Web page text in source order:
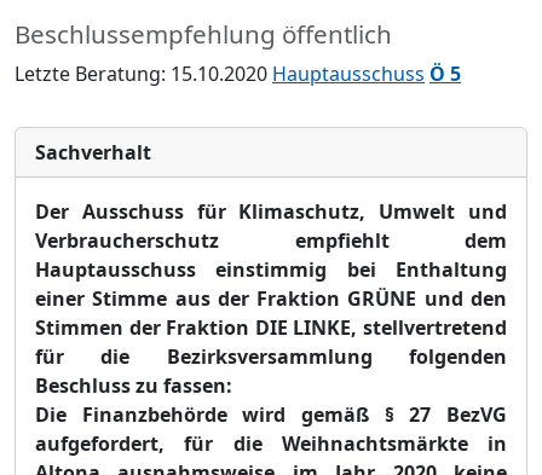
Beschlussempfehlung öffentlich
Letzte Beratung: 15.10.2020 Hauptausschuss Ö 5
Sachverhalt
Der Ausschuss für Klimaschutz, Umwelt und
Verbraucherschutz empfiehlt dem
Hauptausschuss einstimmig bei Enthaltung
einer Stimme aus der Fraktion GRÜNE und den
Stimmen der Fraktion DIE LINKE, stellvertretend
für die Bezirksversammlung folgenden
Beschluss zu fassen:
Die Finanzbehörde wird gemäß § 27 BezVG
aufgefordert, für die Weihnachtsmärkte in